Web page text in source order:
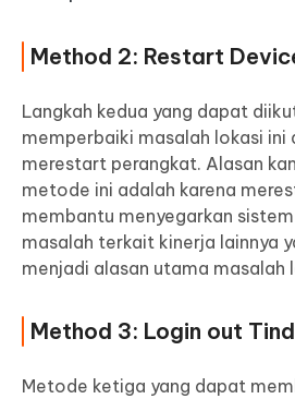
Method 2: Restart
Langkah kedua yang dapat
memperbaiki masalah lokasi ini
merestart perangkat. Alasan
metode ini adalah karena
membantu menyegarkan
masalah terkait kinerja lainnya
menjadi alasan utama masalah
Method 3: Login out
Metode ketiga yang dapat